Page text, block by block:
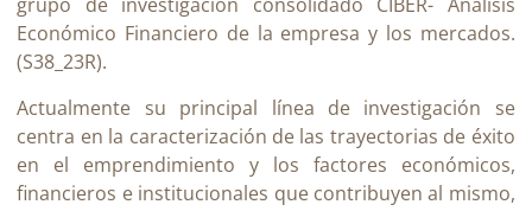
Económico Financiero de la empresa y los mercados.
(S38_23R).
Actualmente su principal línea de investigación se
centra en la caracterización de las trayectorias de éxito
en el emprendimiento y los factores económicos,
financieros e institucionales que contribuyen al mismo,